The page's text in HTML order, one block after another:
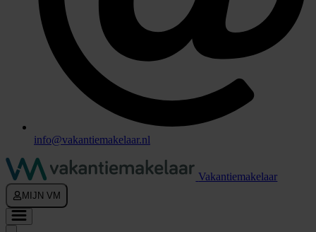
info@vakantiemakelaar.nl
Vakantiemakelaar
MIJN VM